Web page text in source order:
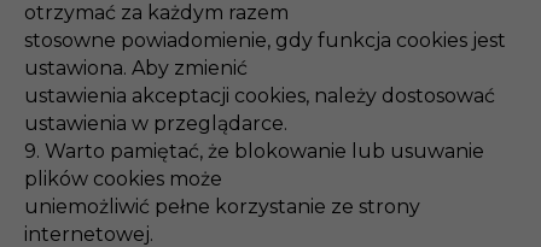
otrzymać za każdym razem
stosowne powiadomienie, gdy funkcja cookies jest
ustawiona. Aby zmienić
ustawienia akceptacji cookies, należy dostosować
ustawienia w przeglądarce.
9. Warto pamiętać, że blokowanie lub usuwanie
plików cookies może
uniemożliwić pełne korzystanie ze strony
internetowej.